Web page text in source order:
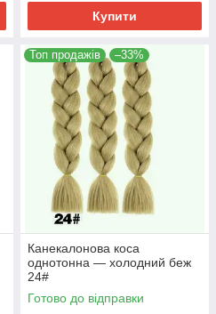
Купити
Топ продажів –33%
Канекалонова коса
однотонна — холодний беж
24#
Готово до відправки